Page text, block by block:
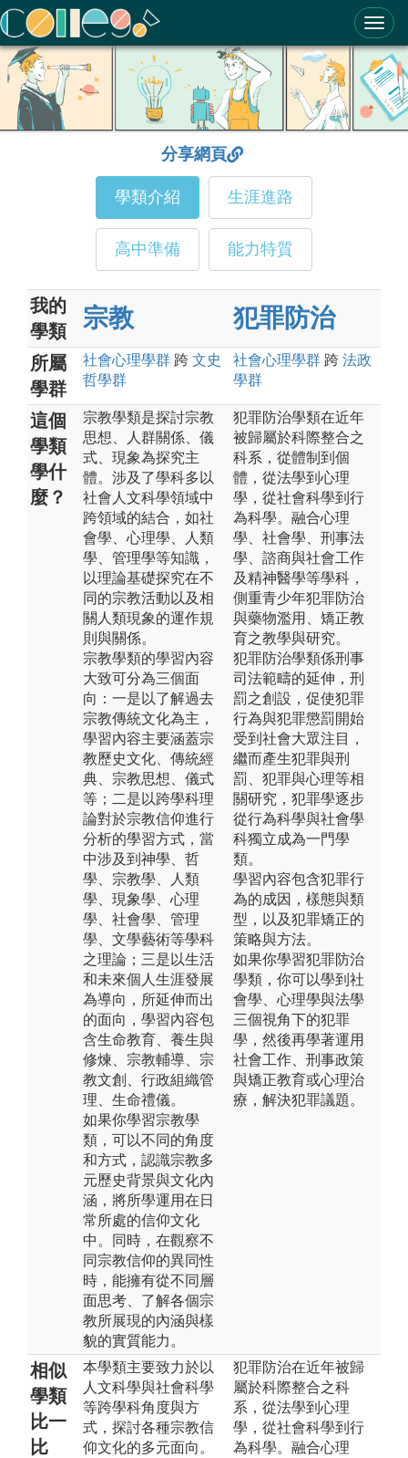
ColleGo! 大學選才與高中育才輔助系統
分享網頁
學類介紹 生涯進路
高中準備 能力特質
我的
學類
宗教 犯罪防治
所屬
學群
社會心理學群 跨 文史
哲學群
社會心理學群 跨 法政
學群
這個
學類
學什
麼？
宗教學類是探討宗教
思想、人群關係、儀
式、現象為探究主
體。涉及了學科多以
社會人文科學領域中
跨領域的結合，如社
會學、心理學、人類
學、管理學等知識，
以理論基礎探究在不
同的宗教活動以及相
關人類現象的運作規
則與關係。
宗教學類的學習內容
大致可分為三個面
向：一是以了解過去
宗教傳統文化為主，
學習內容主要涵蓋宗
教歷史文化、傳統經
典、宗教思想、儀式
等；二是以跨學科理
論對於宗教信仰進行
分析的學習方式，當
中涉及到神學、哲
學、宗教學、人類
學、現象學、心理
學、社會學、管理
學、文學藝術等學科
之理論；三是以生活
和未來個人生涯發展
為導向，所延伸而出
的面向，學習內容包
含生命教育、養生與
修煉、宗教輔導、宗
教文創、行政組織管
理、生命禮儀。
如果你學習宗教學
類，可以不同的角度
和方式，認識宗教多
元歷史背景與文化內
涵，將所學運用在日
常所處的信仰文化
中。同時，在觀察不
同宗教信仰的異同性
時，能擁有從不同層
面思考、了解各個宗
教所展現的內涵與樣
貌的實質能力。
犯罪防治學類在近年
被歸屬於科際整合之
科系，從體制到個
體，從法學到心理
學，從社會科學到行
為科學。融合心理
學、社會學、刑事法
學、諮商與社會工作
及精神醫學等學科，
側重青少年犯罪防治
與藥物濫用、矯正教
育之教學與研究。
犯罪防治學類係刑事
司法範疇的延伸，刑
罰之創設，促使犯罪
行為與犯罪懲罰開始
受到社會大眾注目，
繼而產生犯罪與刑
罰、犯罪與心理等相
關研究，犯罪學逐步
從行為科學與社會學
科獨立成為一門學
類。
學習內容包含犯罪行
為的成因，樣態與類
型，以及犯罪矯正的
策略與方法。
如果你學習犯罪防治
學類，你可以學到社
會學、心理學與法學
三個視角下的犯罪
學，然後再學著運用
社會工作、刑事政策
與矯正教育或心理治
療，解決犯罪議題。
相似
學類
比一
比
本學類主要致力於以
人文科學與社會科學
等跨學科角度與方
式，探討各種宗教信
仰文化的多元面向。
犯罪防治在近年被歸
屬於科際整合之科
系，從法學到心理
學，從社會科學到行
為科學。融合心理